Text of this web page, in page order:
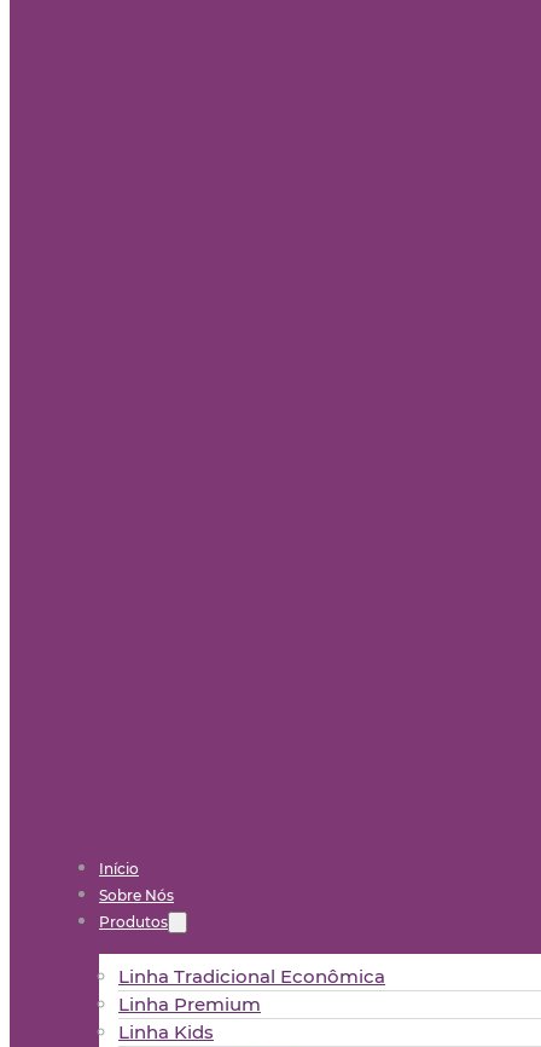
Início
Sobre Nós
Produtos
Linha Tradicional Econômica
Linha Premium
Linha Kids